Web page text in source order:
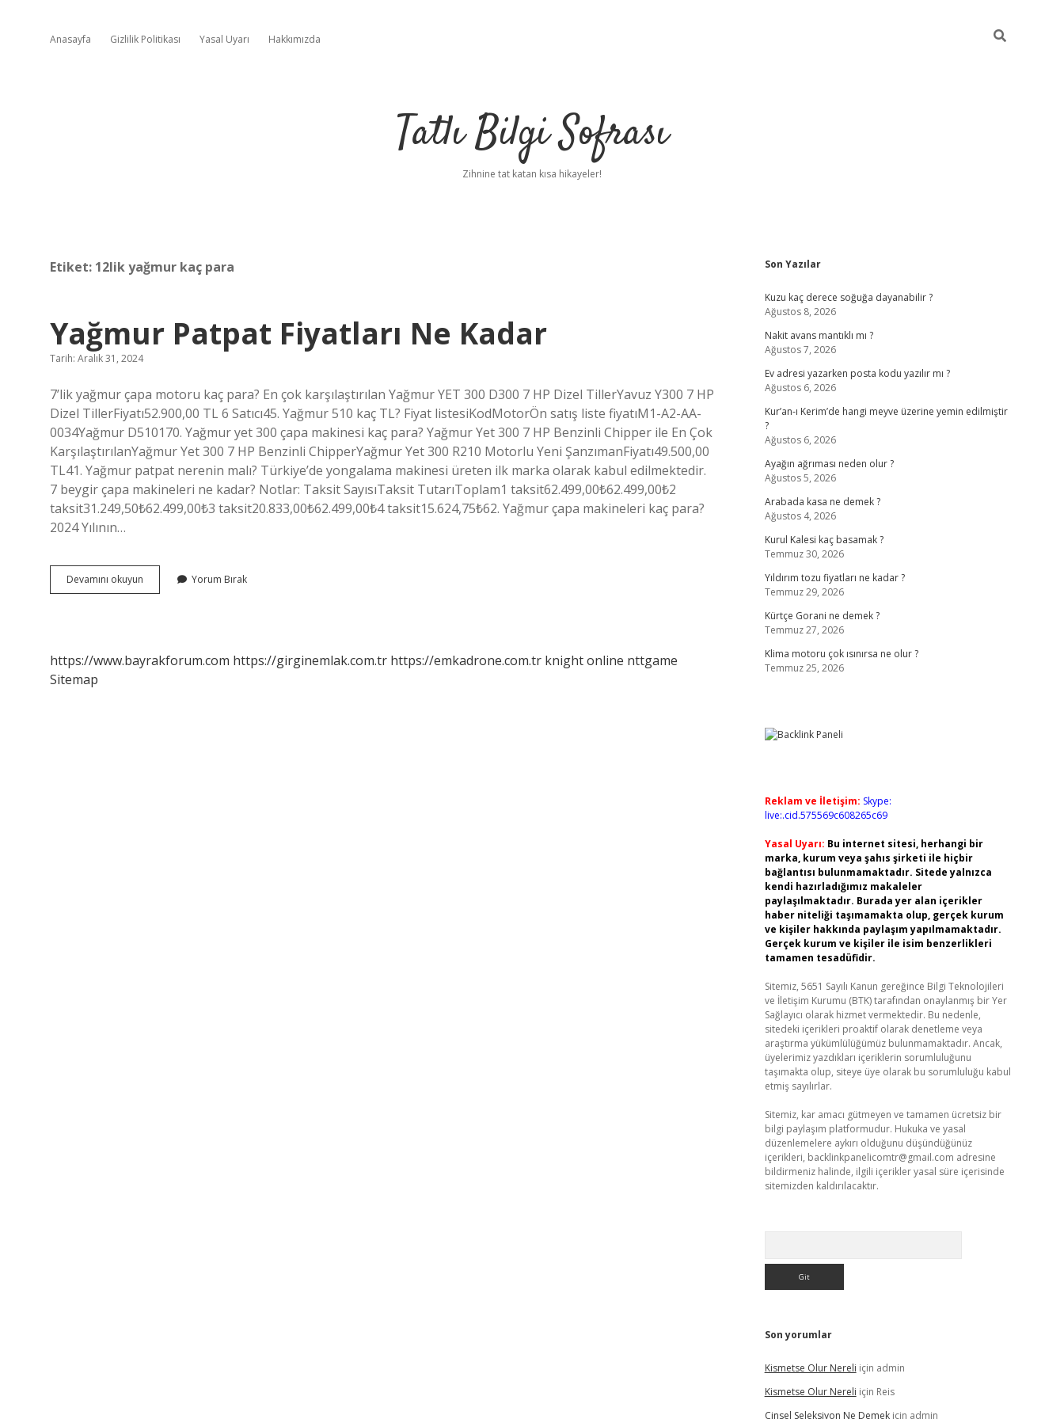
Anasayfa Gizlilik Politikası Yasal Uyarı Hakkımızda
Tatlı Bilgi Sofrası
Zihnine tat katan kısa hikayeler!
Etiket: 12lik yağmur kaç para
Yağmur Patpat Fiyatları Ne Kadar
Tarih: Aralık 31, 2024
7’lik yağmur çapa motoru kaç para? En çok karşılaştırılan Yağmur YET 300 D300 7 HP Dizel TillerYavuz Y300 7 HP
Dizel TillerFiyatı52.900,00 TL 6 Satıcı45. Yağmur 510 kaç TL? Fiyat listesiKodMotorÖn satış liste fiyatıM1-A2-AA-
0034Yağmur D510170. Yağmur yet 300 çapa makinesi kaç para? Yağmur Yet 300 7 HP Benzinli Chipper ile En Çok
KarşılaştırılanYağmur Yet 300 7 HP Benzinli ChipperYağmur Yet 300 R210 Motorlu Yeni ŞanzımanFiyatı49.500,00
TL41. Yağmur patpat nerenin malı? Türkiye’de yongalama makinesi üreten ilk marka olarak kabul edilmektedir.
7 beygir çapa makineleri ne kadar? Notlar: Taksit SayısıTaksit TutarıToplam1 taksit62.499,00₺62.499,00₺2
taksit31.249,50₺62.499,00₺3 taksit20.833,00₺62.499,00₺4 taksit15.624,75₺62. Yağmur çapa makineleri kaç para?
2024 Yılının…
Devamını okuyun
Patpat
Yorum Bırak
https://www.bayrakforum.com https://girginemlak.com.tr https://emkadrone.com.tr knight online nttgame
Sitemap
Sidebar
Son Yazılar
Kuzu kaç derece soğuğa dayanabilir ?
Ağustos 8, 2026
Nakit avans mantıklı mı ?
Ağustos 7, 2026
Ev adresi yazarken posta kodu yazılır mı ?
Ağustos 6, 2026
Kur’an-ı Kerim’de hangi meyve üzerine yemin edilmiştir
?
Ağustos 6, 2026
Ayağın ağrıması neden olur ?
Ağustos 5, 2026
Arabada kasa ne demek ?
Ağustos 4, 2026
Kurul Kalesi kaç basamak ?
Temmuz 30, 2026
Yıldırım tozu fiyatları ne kadar ?
Temmuz 29, 2026
Kürtçe Gorani ne demek ?
Temmuz 27, 2026
Klima motoru çok ısınırsa ne olur ?
Temmuz 25, 2026
Reklam ve İletişim: Skype:
live:.cid.575569c608265c69
Yasal Uyarı: Bu internet sitesi, herhangi bir
marka, kurum veya şahıs şirketi ile hiçbir
bağlantısı bulunmamaktadır. Sitede yalnızca
kendi hazırladığımız makaleler
paylaşılmaktadır. Burada yer alan içerikler
haber niteliği taşımamakta olup, gerçek kurum
ve kişiler hakkında paylaşım yapılmamaktadır.
Gerçek kurum ve kişiler ile isim benzerlikleri
tamamen tesadüfidir.
Sitemiz, 5651 Sayılı Kanun gereğince Bilgi Teknolojileri
ve İletişim Kurumu (BTK) tarafından onaylanmış bir Yer
Sağlayıcı olarak hizmet vermektedir. Bu nedenle,
sitedeki içerikleri proaktif olarak denetleme veya
araştırma yükümlülüğümüz bulunmamaktadır. Ancak,
üyelerimiz yazdıkları içeriklerin sorumluluğunu
taşımakta olup, siteye üye olarak bu sorumluluğu kabul
etmiş sayılırlar.
Sitemiz, kar amacı gütmeyen ve tamamen ücretsiz bir
bilgi paylaşım platformudur. Hukuka ve yasal
düzenlemelere aykırı olduğunu düşündüğünüz
içerikleri, backlinkpanelicomtr@gmail.com adresine
bildirmeniz halinde, ilgili içerikler yasal süre içerisinde
sitemizden kaldırılacaktır.
Son yorumlar
Kismetse Olur Nereli için admin
Kismetse Olur Nereli için Reis
Cinsel Seleksiyon Ne Demekiçin admin